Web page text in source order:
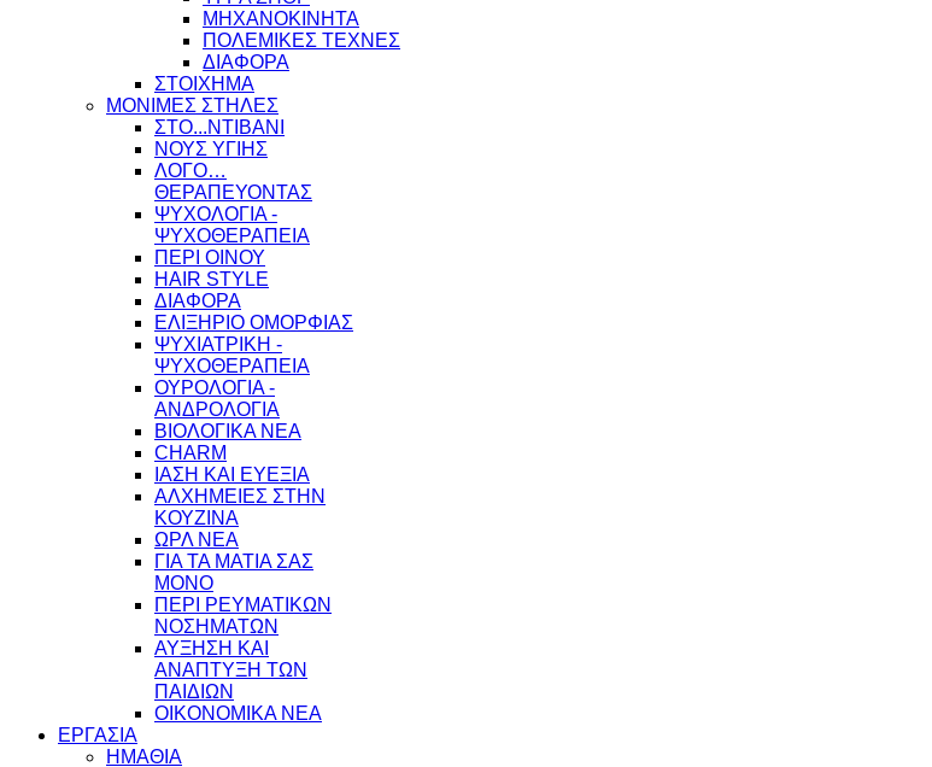
ΜΗΧΑΝΟΚΙΝΗΤΑ
ΠΟΛΕΜΙΚΕΣ ΤΕΧΝΕΣ
ΔΙΑΦΟΡΑ
ΣΤΟΙΧΗΜΑ
ΜΟΝΙΜΕΣ ΣΤΗΛΕΣ
ΣΤΟ...ΝΤΙΒΑΝΙ
ΝΟΥΣ ΥΓΙΗΣ
ΛΟΓΟ…
ΘΕΡΑΠΕΥΟΝΤΑΣ
ΨΥΧΟΛΟΓΙΑ -
ΨΥΧΟΘΕΡΑΠΕΙΑ
ΠΕΡΙ ΟΙΝΟΥ
HAIR STYLE
ΔΙΑΦΟΡΑ
ΕΛΙΞΗΡΙΟ ΟΜΟΡΦΙΑΣ
ΨΥΧΙΑΤΡΙΚΗ -
ΨΥΧΟΘΕΡΑΠΕΙΑ
ΟΥΡΟΛΟΓΙΑ -
ΑΝΔΡΟΛΟΓΙΑ
ΒΙΟΛΟΓΙΚΑ ΝΕΑ
CHARM
ΙΑΣΗ ΚΑΙ ΕΥΕΞΙΑ
ΑΛΧΗΜΕΙΕΣ ΣΤΗΝ
ΚΟΥΖΙΝΑ
ΩΡΛ ΝEA
ΓΙΑ ΤΑ ΜΑΤΙΑ ΣΑΣ
ΜΟΝΟ
ΠΕΡΙ ΡΕΥΜΑΤΙΚΩΝ
ΝΟΣΗΜΑΤΩΝ
ΑΥΞΗΣΗ ΚΑΙ
ΑΝΑΠΤΥΞΗ ΤΩΝ
ΠΑΙΔΙΩΝ
ΟΙΚΟΝΟΜΙΚΑ ΝΕΑ
ΕΡΓΑΣΙΑ
ΗΜΑΘΙΑ